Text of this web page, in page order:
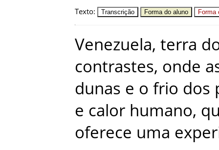
Texto: Transcrição Forma do aluno Forma
Venezuela, terra
contrastes, onde
dunas e o frio dos
e calor humano,
oferece uma